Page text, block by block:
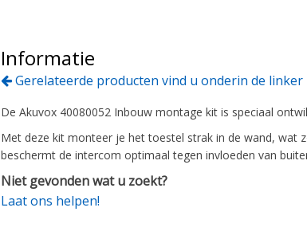
Informatie
Gerelateerde producten vind u onderin de linker
De Akuvox 40080052 Inbouw montage kit is speciaal
Met deze kit monteer je het toestel strak in de wand, wat
beschermt de intercom optimaal tegen invloeden van
Niet gevonden wat u zoekt?
Laat ons helpen!